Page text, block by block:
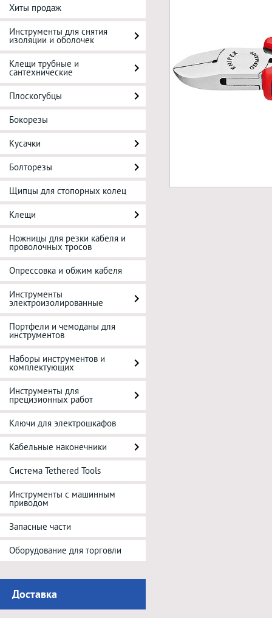
Хиты продаж
Инструменты для снятия
изоляции и оболочек
Клещи трубные и
сантехнические
Плоскогубцы
Бокорезы
Кусачки
Болторезы
Щипцы для стопорных колец
Клещи
Ножницы для резки кабеля и
проволочных тросов
Опрессовка и обжим кабеля
Инструменты
электроизолированные
Портфели и чемоданы для
инструментов
Наборы инструментов и
комплектующих
Инструменты для
прецизионных работ
Ключи для электрошкафов
Кабельные наконечники
Система Tethered Tools
Инструменты с машинным
приводом
Запасные части
Оборудование для торговли
Доставка